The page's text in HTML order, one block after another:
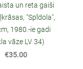
un reta gaiši
"Spīdola",
1980.-ie gadi
vāze LV 34)
€35.00